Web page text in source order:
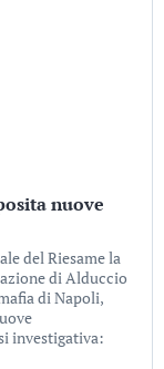
nuove
del Riesame la
di Alduccio
di Napoli,
investigativa: